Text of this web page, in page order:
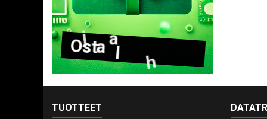
Osta la a
TUOTTEET